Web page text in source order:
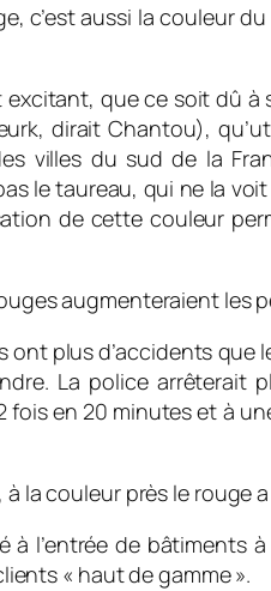
c’est aussi la couleur
que ce soit dû
dirait Chantou),
villes du sud de la
le taureau, qui ne la
de cette couleur
augmenteraient les
plus d’accidents
La police
en 20 minutes et à
la couleur près le rouge
à l’entrée de bâtiments
« haut de gamme ».